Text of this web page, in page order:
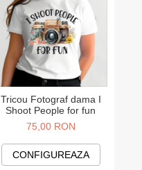
Tricou Fotograf dama I
Shoot People for fun
75,00 RON
CONFIGUREAZA